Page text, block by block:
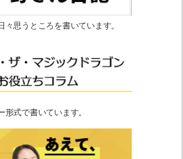
々思うところを書いています。
式で書いています。